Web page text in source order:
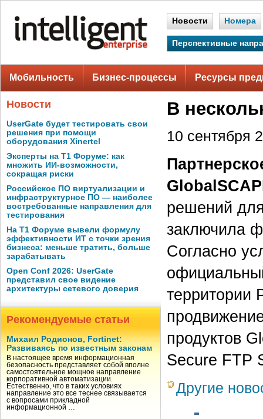
Новости Номера
Перспективные
Мобильность Бизнес-процессы Ресурсы
Новости
UserGate будет тестировать свои
решения при помощи
оборудования Xinertel
Эксперты на Т1 Форуме: как
множить ИИ-возможности,
сокращая риски
Российское ПО виртуализации и
инфраструктурное ПО — наиболее
востребованные направления для
тестирования
На Т1 Форуме вывели формулу
эффективности ИТ с точки зрения
бизнеса: меньше тратить, больше
зарабатывать
Open Conf 2026: UserGate
представил свое видение
архитектуры сетевого доверия
Рекомендуемые статьи
Михаил Родионов, Fortinet:
Развиваясь по известным законам
В настоящее время информационная
безопасность представляет собой вполне
самостоятельное мощное направление
корпоративной автоматизации.
Естественно, что в таких условиях
направление это все теснее связывается
с вопросами прикладной
информационной …
В
10 сентября
решений
заключила
Согласно
территории
продуктов
Secure FTP
Другие